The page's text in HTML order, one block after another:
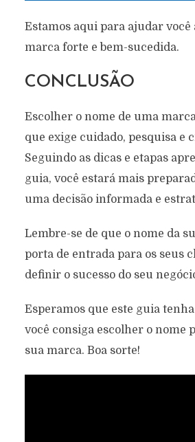
Estamos aqui para ajudar
marca forte e bem-sucedida.
CONCLUSÃO
Escolher o nome de uma
que exige cuidado, pesquisa e
Seguindo as dicas e etapas
guia, você estará mais
uma decisão informada e
Lembre-se de que o nome da
porta de entrada para os seus
definir o sucesso do seu
Esperamos que este guia
você consiga escolher o nome
sua marca. Boa sorte!